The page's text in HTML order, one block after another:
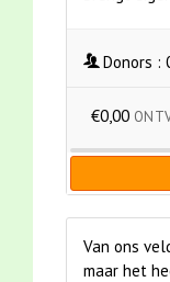
Donors :
€0,00
Van ons
maar het